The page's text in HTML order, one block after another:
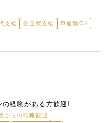
支給 交通費支給
車通勤OK
経験がある方歓迎！
からの転職歓迎